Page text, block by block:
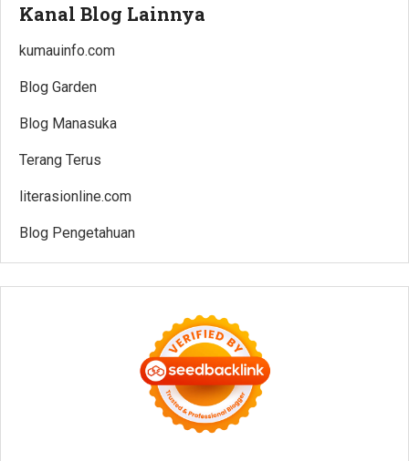
Kanal Blog Lainnya
kumauinfo.com
Blog Garden
Blog Manasuka
Terang Terus
literasionline.com
Blog Pengetahuan